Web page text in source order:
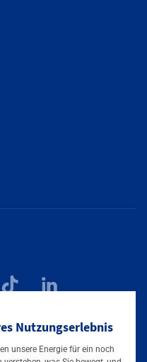
Nutzungserlebnis
unsere Energie für ein noch